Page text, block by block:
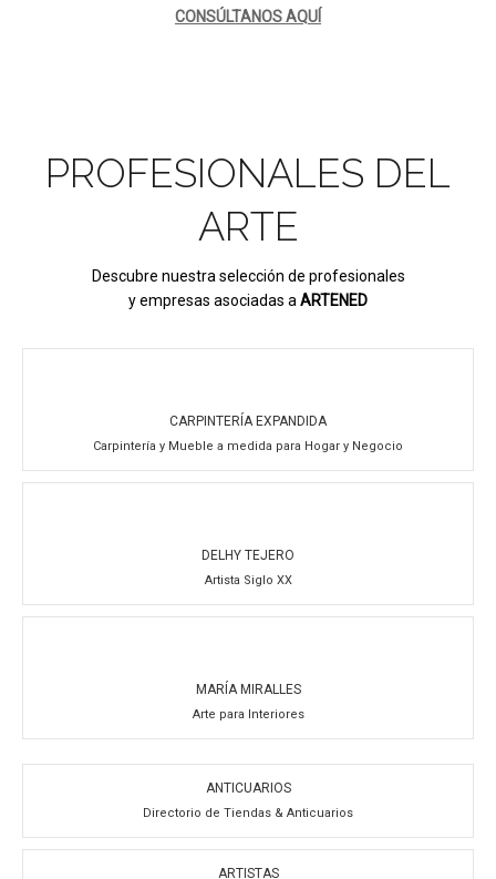
CONSÚLTANOS AQUÍ
PROFESIONALES DEL
ARTE
Descubre nuestra selección de profesionales
y empresas asociadas a ARTENED
CARPINTERÍA EXPANDIDA
Carpintería y Mueble a medida para Hogar y Negocio
DELHY TEJERO
Artista Siglo XX
MARÍA MIRALLES
Arte para Interiores
ANTICUARIOS
Directorio de Tiendas & Anticuarios
ARTISTAS